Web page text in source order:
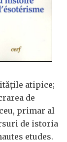
atipice;
de
primar al
de istoria
etudes.